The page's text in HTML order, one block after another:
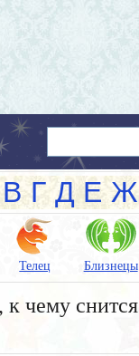
В Г Д Е Ж
Телец Близнецы
чему